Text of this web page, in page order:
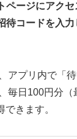
ページにアクセ
待コードを入力
アプリ内で「
毎日100円分
きます。